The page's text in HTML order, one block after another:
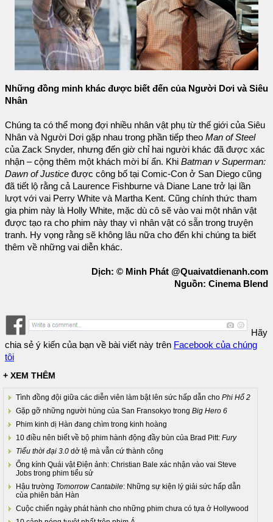
Những đồng minh khác được biết đến của Người Dơi và Siêu
Nhân
Chúng ta có thể mong đợi nhiều nhân vật phụ từ thế giới của Siêu
Nhân và Người Dơi gặp nhau trong phần tiếp theo Man of Steel
của Zack Snyder, nhưng đến giờ chỉ hai người khác đã được xác
nhận – cộng thêm một khách mời bí ẩn. Khi Batman v Superman:
Dawn of Justice được công bố tại Comic-Con ở San Diego cũng
đã tiết lộ rằng cả Laurence Fishburne và Diane Lane trở lại lần
lượt với vai Perry White và Martha Kent. Cũng chính thức tham
gia phim này là Holly White, mặc dù cô sẽ vào vai một nhân vật
được tạo ra cho phim này thay vì nhân vật có sẵn trong truyện
tranh. Hy vọng rằng sẽ không lâu nữa cho đến khi chúng ta biết
thêm về những vai diễn khác.
Dịch: © Minh Phát @Quaivatdienanh.com
Nguồn: Cinema Blend
Hãy
chia sẻ ý kiến của bạn về bài viết này trên Facebook của chúng
tôi
+ XEM THÊM
Tình đồng đội giữa các diễn viên làm bật lên sức hấp dẫn cho Phi Hổ 2
Gặp gỡ những người hùng của San Fransokyo trong Big Hero 6
Phim kinh dị Hàn đang chìm trong kinh hoàng
10 điều nên biết về bộ phim hành động đầy bùn của Brad Pitt: Fury
Tiểu thời đại 3.0 dở tệ mà vẫn cứ thành công
Ống kính Quái vật Điện ảnh: Christian Bale xác nhận vào vai Steve
Jobs trong phim tiểu sử
Hậu trường Tomorrow Cantabile: Những sự kiện lý giải sức hấp dẫn
của phiên bản Hàn
Cuộc chiến ngày phát hành cho những phim chưa có tựa ở Hollywood